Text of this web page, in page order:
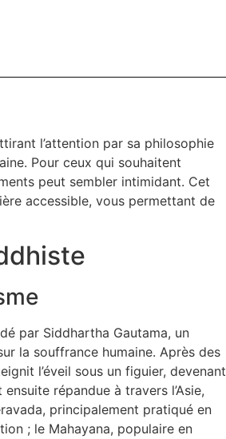
l’attention par sa philosophie
Pour ceux qui souhaitent
peut sembler intimidant. Cet
accessible, vous permettant de
par Siddhartha Gautama, un
la souffrance humaine. Après des
l’éveil sous un figuier, devenant
répandue à travers l’Asie,
principalement pratiqué en
; le Mahayana, populaire en